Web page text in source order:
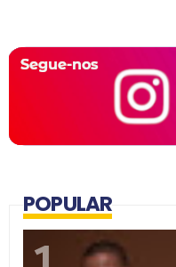
POPULAR